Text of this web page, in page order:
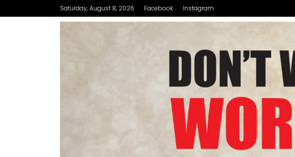
Saturday, August 8, 2026 Facebook Instagram